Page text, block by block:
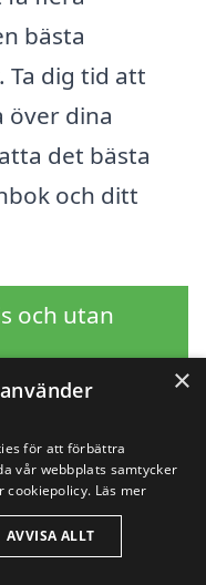
bästa
Ta dig tid att
över dina
det bästa
och ditt
och utan
byta
×
för att förbättra
vår webbplats samtycker
cookiepolicy. Läs mer
AVVISA ALLT